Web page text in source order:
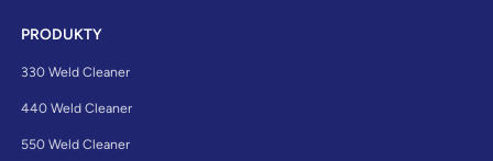
PRODUKTY
330 Weld Cleaner
440 Weld Cleaner
550 Weld Cleaner